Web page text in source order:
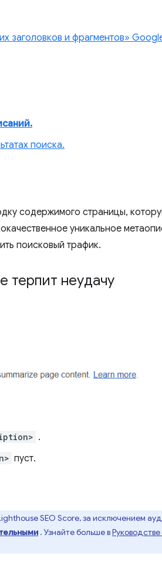
заголовков и фрагментов»
поиска.
содержимого страницы,
уникальное
поисковый трафик.
терпит неудачу
.
пуст.
SEO Score, за исключением
. Узнайте больше в